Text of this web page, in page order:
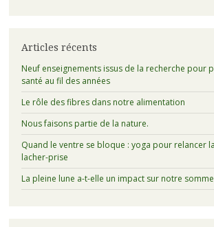
Articles récents
Neuf enseignements issus de la recherche pour
santé au fil des années
Le rôle des fibres dans notre alimentation
Nous faisons partie de la nature.
Quand le ventre se bloque : yoga pour relancer
lacher-prise
La pleine lune a-t-elle un impact sur notre